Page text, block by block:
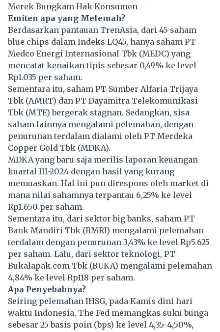
Merek Bungkam Hak Konsumen
Emiten apa yang Melemah?
Berdasarkan pantauan TrenAsia, dari 45 saham
blue chips dalam Indeks LQ45, hanya saham PT
Medco Energi Internasional Tbk (MEDC) yang
mencatat kenaikan tipis sebesar 0,49% ke level
Rp1.035 per saham.
Sementara itu, saham PT Sumber Alfaria Trijaya
Tbk (AMRT) dan PT Dayamitra Telekomunikasi
Tbk (MTE) bergerak stagnan. Sedangkan, sisa
saham lainnya mengalami pelemahan, dengan
penurunan terdalam dialami oleh PT Merdeka
Copper Gold Tbk (MDKA).
MDKA yang baru saja merilis laporan keuangan
kuartal III-2024 dengan hasil yang kurang
memuaskan. Hal ini pun direspons oleh market di
mana nilai sahamnya terpantau 6,25% ke level
Rp1.650 per saham.
Sementara itu, dari sektor big banks, saham PT
Bank Mandiri Tbk (BMRI) mengalami pelemahan
terdalam dengan penurunan 3,43% ke level Rp5.625
per saham. Lalu, dari sektor teknologi, PT
Bukalapak.com Tbk (BUKA) mengalami pelemahan
4,84% ke level Rp118 per saham.
Apa Penyebabnya?
Seiring pelemahan IHSG, pada Kamis dini hari
waktu Indonesia, The Fed memangkas suku bunga
sebesar 25 basis poin (bps) ke level 4,35-4,50%,